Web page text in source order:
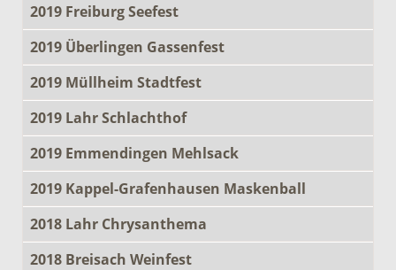
2019 Freiburg Seefest
2019 Überlingen Gassenfest
2019 Müllheim Stadtfest
2019 Lahr Schlachthof
2019 Emmendingen Mehlsack
2019 Kappel-Grafenhausen Maskenball
2018 Lahr Chrysanthema
2018 Breisach Weinfest